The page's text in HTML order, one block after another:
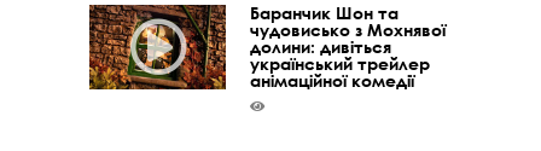
Баранчик Шон та
чудовисько з Мохнявої
долини: дивіться
український трейлер
анімаційної комедії